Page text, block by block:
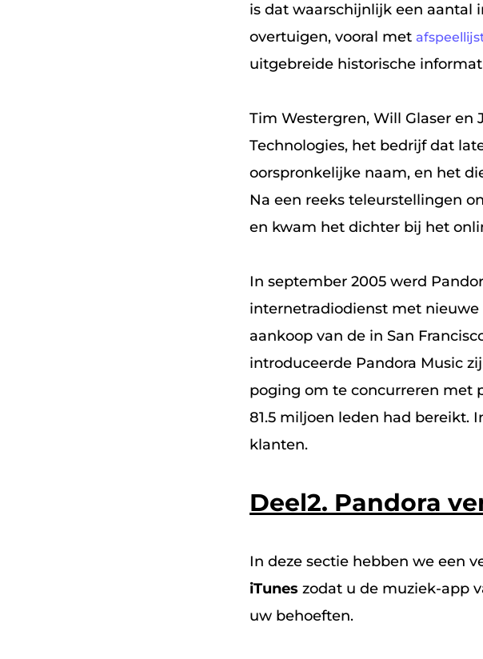
is dat waarschijnlijk een aantal
overtuigen, vooral met
uitgebreide historische
Tim Westergren, Will Glaser en
Technologies, het bedrijf dat
oorspronkelijke naam, en het
Na een reeks teleurstellingen
en kwam het dichter bij het
In september 2005 werd
internetradiodienst met
aankoop van de in San
introduceerde Pandora Music
poging om te concurreren met
81.5 miljoen leden had bereikt.
klanten.
Deel2. Pandora
In deze sectie hebben we een
iTunes zodat u de muziek-app
uw behoeften.